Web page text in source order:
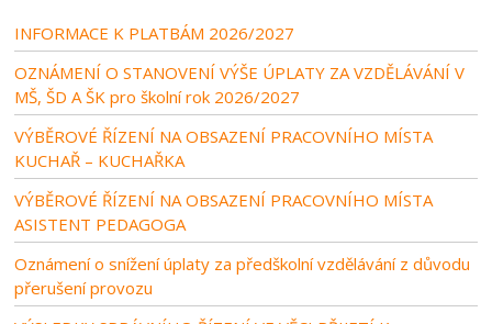
INFORMACE K PLATBÁM 2026/2027
OZNÁMENÍ O STANOVENÍ VÝŠE ÚPLATY ZA VZDĚLÁVÁNÍ V
MŠ, ŠD A ŠK pro školní rok 2026/2027
VÝBĚROVÉ ŘÍZENÍ NA OBSAZENÍ PRACOVNÍHO MÍSTA
KUCHAŘ – KUCHAŘKA
VÝBĚROVÉ ŘÍZENÍ NA OBSAZENÍ PRACOVNÍHO MÍSTA
ASISTENT PEDAGOGA
Oznámení o snížení úplaty za předškolní vzdělávání z důvodu
přerušení provozu